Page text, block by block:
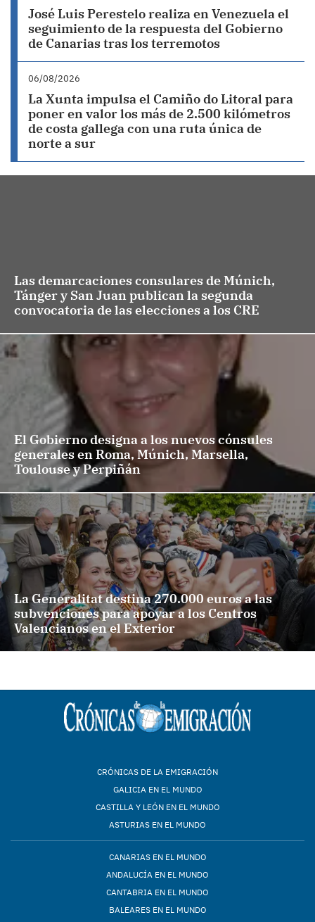
José Luis Perestelo realiza en Venezuela el
seguimiento de la respuesta del Gobierno
de Canarias tras los terremotos
06/08/2026
La Xunta impulsa el Camiño do Litoral para
poner en valor los más de 2.500 kilómetros
de costa gallega con una ruta única de
norte a sur
Las demarcaciones consulares de Múnich,
Tánger y San Juan publican la segunda
convocatoria de las elecciones a los CRE
El Gobierno designa a los nuevos cónsules
generales en Roma, Múnich, Marsella,
Toulouse y Perpiñán
La Generalitat destina 270.000 euros a las
subvenciones para apoyar a los Centros
Valencianos en el Exterior
CRÓNICAS DE LA EMIGRACIÓN
GALICIA EN EL MUNDO
CASTILLA Y LEÓN EN EL MUNDO
ASTURIAS EN EL MUNDO
CANARIAS EN EL MUNDO
ANDALUCÍA EN EL MUNDO
CANTABRIA EN EL MUNDO
BALEARES EN EL MUNDO